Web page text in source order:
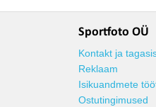
Sportfoto OÜ
Kontakt ja
Reklaam
Isikuandmete
Ostutingimused